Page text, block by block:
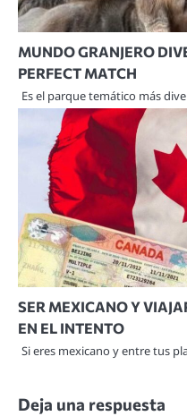
MUNDO GRANJERO
PERFECT MATCH
Es el parque temático más
SER MEXICANO Y
EN EL INTENTO
Si eres mexicano y entre tus
Deja una respuesta